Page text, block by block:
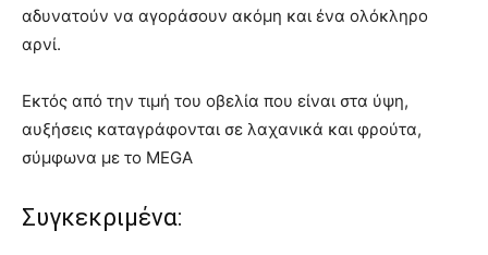
αδυνατούν να αγοράσουν ακόμη και ένα ολόκληρο
αρνί.
Εκτός από την τιμή του οβελία που είναι στα ύψη,
αυξήσεις καταγράφονται σε λαχανικά και φρούτα,
σύμφωνα με το MEGA
Συγκεκριμένα: